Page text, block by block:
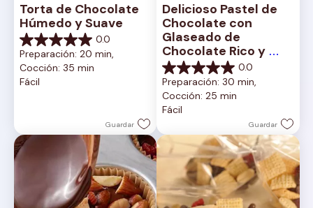
Torta de Chocolate
Húmedo y Suave
0.0
0.0
de
5
estrellas.
Preparación: 20 min,
Cocción: 35 min
Fácil
Guardar
Delicioso Pastel de
Chocolate con
Glaseado de
Chocolate Rico y
Cremoso
0.0
0.0
de
5
estrellas.
Preparación: 30 min,
Cocción: 25 min
Fácil
Guardar